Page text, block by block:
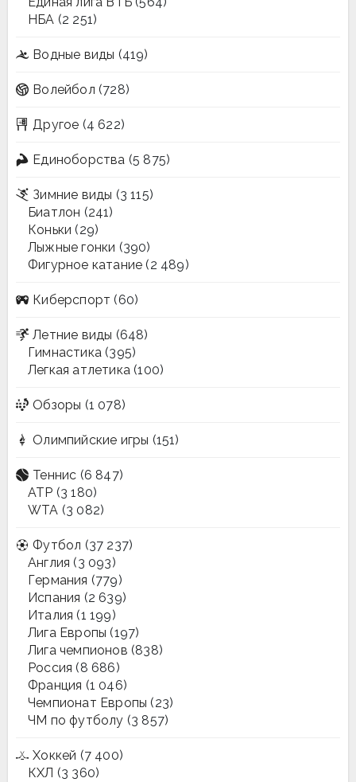
НБА (2 251)
Водные виды (419)
Волейбол (728)
Другое (4 622)
Единоборства (5 875)
Зимние виды (3 115)
Биатлон (241)
Коньки (29)
Лыжные гонки (390)
Фигурное катание (2 489)
Киберспорт (60)
Летние виды (648)
Гимнастика (395)
Легкая атлетика (100)
Обзоры (1 078)
Олимпийские игры (151)
Теннис (6 847)
ATP (3 180)
WTA (3 082)
Футбол (37 237)
Англия (3 093)
Германия (779)
Испания (2 639)
Италия (1 199)
Лига Европы (197)
Лига чемпионов (838)
Россия (8 686)
Франция (1 046)
Чемпионат Европы (23)
ЧМ по футболу (3 857)
Хоккей (7 400)
КХЛ (3 360)